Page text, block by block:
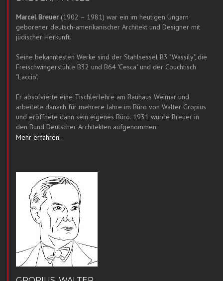
Marcel Breuer (1902 – 1981) war ein im heutigen Ungarn
geborener deutsch-amerikanischer Architekt und Designer mit
jüdischer Herkunft.
Seine bekanntesten Werke sind der Stahlsessel B3 "Wassily", die
Freischwingerstühle B32 und B64 "Cesca" und der Couchtisch
"Laccio".
Er absolvierte eine Tischlerlehre am Bauhaus Weimar und
arbeitete danach für mehrere Jahre im Büro von Walter Gropius
und eröffnete dann sein eigenes Büro. 1931 wurde Breuer in
den Bund Deutscher Architekten aufgenommen.
Mehr erfahren..